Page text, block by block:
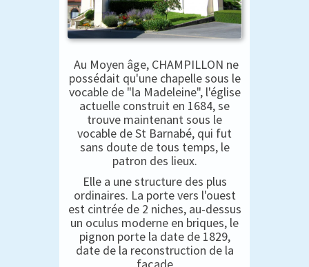
Au Moyen âge, CHAMPILLON ne
possédait qu'une chapelle sous le
vocable de "la Madeleine", l'église
actuelle construit en 1684, se
trouve maintenant sous le
vocable de St Barnabé, qui fut
sans doute de tous temps, le
patron des lieux.
Elle a une structure des plus
ordinaires. La porte vers l'ouest
est cintrée de 2 niches, au-dessus
un oculus moderne en briques, le
pignon porte la date de 1829,
date de la reconstruction de la
façade